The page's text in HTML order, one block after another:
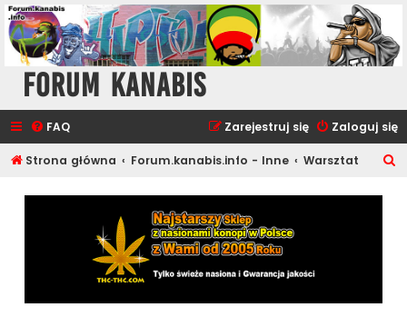
Forum Kanabis
FAQ Zaloguj się
Zarejestruj się
Strona główna Forum.kanabis.info - Inne Warsztat